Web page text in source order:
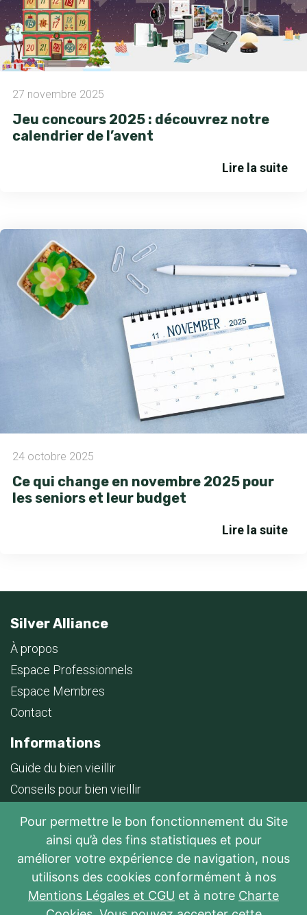
27 novembre 2025
Jeu concours 2025 : découvrez notre
calendrier de l’avent
Lire la suite
24 octobre 2025
Ce qui change en novembre 2025 pour
les seniors et leur budget
Lire la suite
Silver Alliance
À propos
Espace Professionnels
Espace Membres
Contact
Informations
Guide du bien vieillir
Conseils pour bien vieillir
Plan du site
Soutenir le développement des résidences Vivre
ensemble
Jeu concours calendrier de l’avent 2025
Pour permettre le bon fonctionnement du Site
ainsi qu’à des fins statistiques et pour
améliorer votre expérience de navigation, nous
utilisons des cookies conformément à nos
Mentions Légales et CGU et à notre Charte